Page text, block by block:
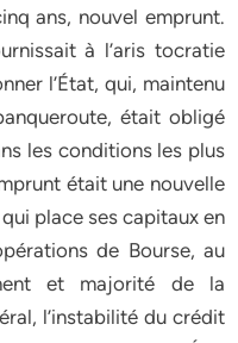
ans, nouvel emprunt.
à l’aris tocratie
l’État, qui, maintenu
était obligé
les conditions les plus
était une nouvelle
place ses capitaux en
de Bourse, au
et majorité de la
l’instabilité du crédit